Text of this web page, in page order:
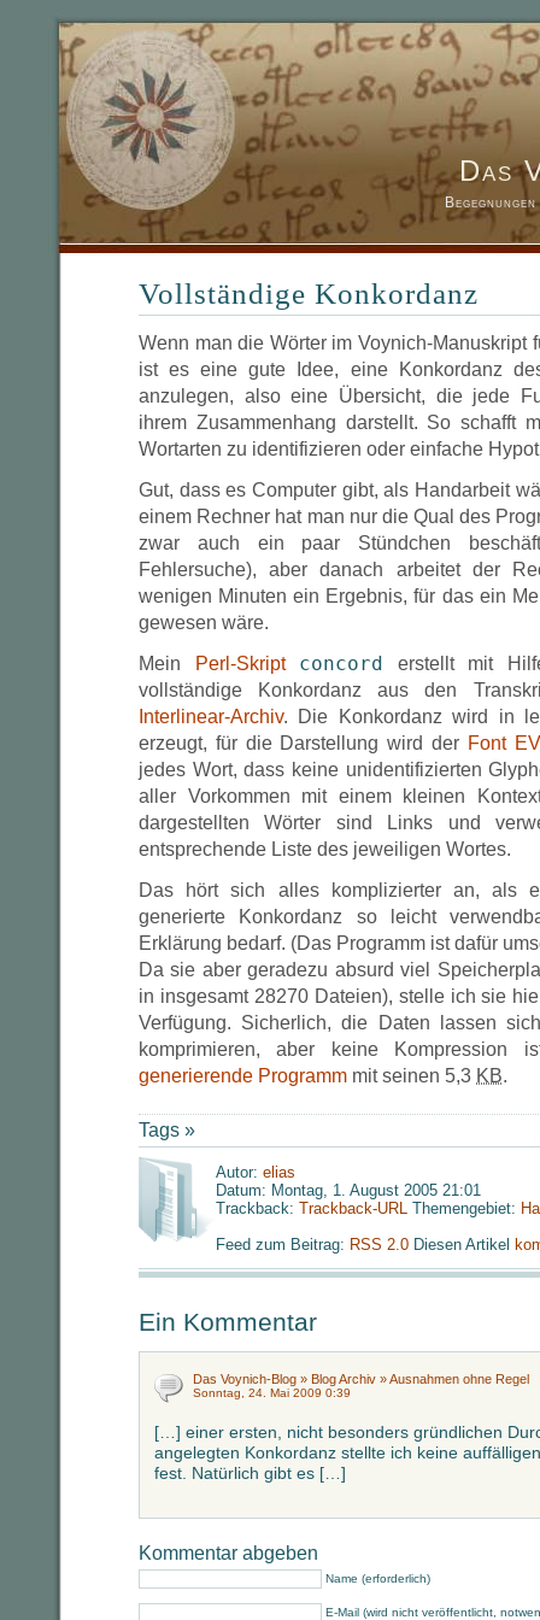
Das
Vollständige Konkordanz
Wenn man die Wörter im Voynich-Manuskript
ist es eine gute Idee, eine Konkordanz
anzulegen, also eine Übersicht, die jede
ihrem Zusammenhang darstellt. So schafft
Wortarten zu identifizieren oder einfache
Gut, dass es Computer gibt, als Handarbeit
einem Rechner hat man nur die Qual des
zwar auch ein paar Stündchen
Fehlersuche), aber danach arbeitet der
wenigen Minuten ein Ergebnis, für das ein
gewesen wäre.
Mein
Perl-Skript concord
erstellt mit
vollständige Konkordanz aus den
Interlinear-Archiv. Die Konkordanz wird in
erzeugt, für die Darstellung wird der Font
jedes Wort, dass keine unidentifizierten
aller Vorkommen mit einem kleinen
dargestellten Wörter sind Links und
entsprechende Liste des jeweiligen Wortes.
Das hört sich alles komplizierter an, als
generierte Konkordanz so leicht
Erklärung bedarf. (Das Programm ist dafür
Da sie aber geradezu absurd viel
in insgesamt 28270 Dateien), stelle ich sie
Verfügung. Sicherlich, die Daten lassen
komprimieren, aber keine
generierende Programm mit seinen 5,3 KB.
Tags »
Autor: elias
Datum: Montag, 1. August 2005 21:01
Trackback: Trackback-URL Themengebiet:
Feed zum Beitrag: RSS 2.0 Diesen Artikel
Ein Kommentar
Das Voynich-Blog » Blog Archiv » Ausnahmen ohne Regel
Sonntag, 24. Mai 2009 0:39
[…] einer ersten, nicht besonders gründlichen
angelegten Konkordanz stellte ich keine
fest. Natürlich gibt es […]
Kommentar abgeben
Name (erforderlich)
E-Mail (wird nicht veröffentlicht,